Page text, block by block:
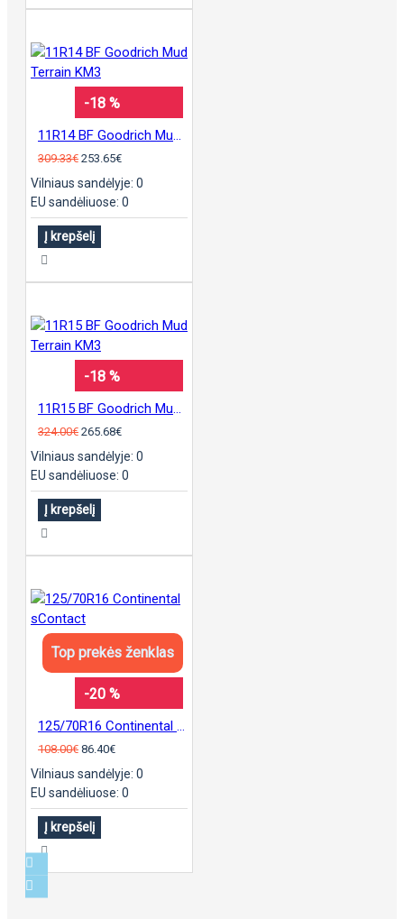
-18 %
309.33€ 253.65€
Vilniaus sandėlyje: 0
EU sandėliuose: 0
Į krepšelį
-18 %
324.00€ 265.68€
Vilniaus sandėlyje: 0
EU sandėliuose: 0
Į krepšelį
Top prekės ženklas
-20 %
108.00€ 86.40€
Vilniaus sandėlyje: 0
EU sandėliuose: 0
Į krepšelį